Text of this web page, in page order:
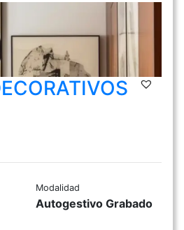
Modalidad
Autogestivo Grabado